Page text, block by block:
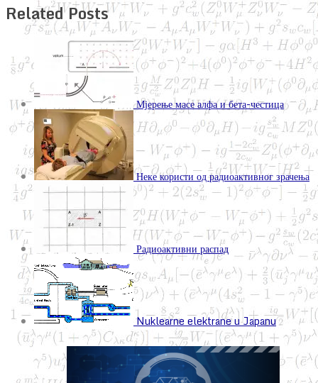
Related Posts
Мјерење масе алфа и бета-честица
Неке користи од радиоактивног зрачења
Радиоактивни распад
Nuklearne elektrane u Japanu